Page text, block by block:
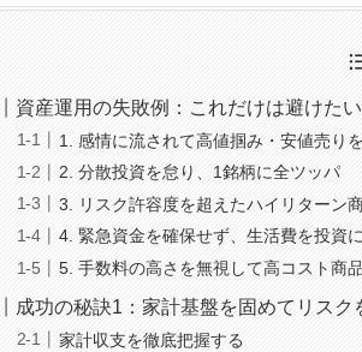
資産運用の失敗例：これだけは避けた
1. 感情に流されて高値掴み・安値売り
2. 分散投資を怠り、1銘柄に全ツッパ
3. リスク許容度を超えたハイリターン
4. 緊急資金を確保せず、生活費を投資
5. 手数料の高さを無視して高コスト商
成功の秘訣1：家計基盤を固めてリスク
家計収支を徹底把握する